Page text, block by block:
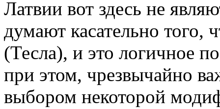
Латвии вот здесь не
думают касательно того,
(Тесла), и это логичное
при этом, чрезвычайно
выбором некоторой